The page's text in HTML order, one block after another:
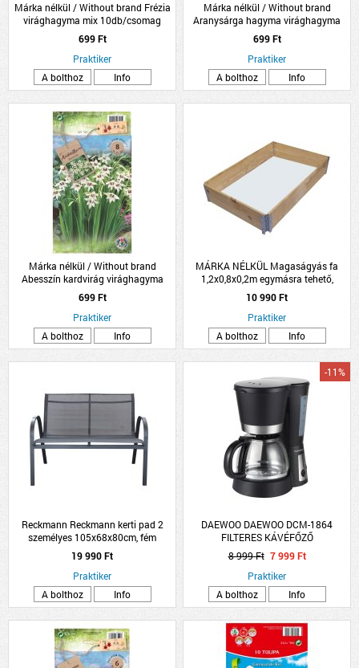
Márka nélkül / Without brand Frézia
virághagyma mix 10db/csomag
699 Ft
Praktiker
A bolthoz
Info
Márka nélkül / Without brand
Aranysárga hagyma virághagyma
'Molly' 15db/csomag
699 Ft
Praktiker
A bolthoz
Info
Márka nélkül / Without brand
Abesszín kardvirág virághagyma
8db/csomag fehér
699 Ft
Praktiker
A bolthoz
Info
MÁRKA NÉLKÜL Magaságyás fa
1,2x0,8x0,2m egymásra tehető,
összecsukható
10 990 Ft
Praktiker
A bolthoz
Info
Reckmann Reckmann kerti pad 2
személyes 105x68x80cm, fém
19 990 Ft
Praktiker
A bolthoz
Info
DAEWOO DAEWOO DCM-1864
FILTERES KÁVÉFŐZŐ
-11%
8 999 Ft 7 999 Ft
Praktiker
A bolthoz
Info